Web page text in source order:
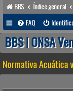
BBS Índice general
FAQ
BBS | ONSA
Normativa Acuática